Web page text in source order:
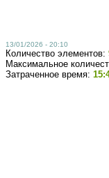
13/01/2026 - 20:10
Количество элементов:
Максимальное
Затраченное время: